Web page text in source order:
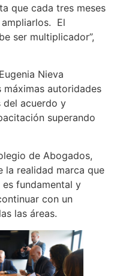
que cada tres meses
El
ser multiplicador”,
Nieva
autoridades
del acuerdo y
superando
de Abogados,
la realidad marca que
fundamental y
con un
las áreas.